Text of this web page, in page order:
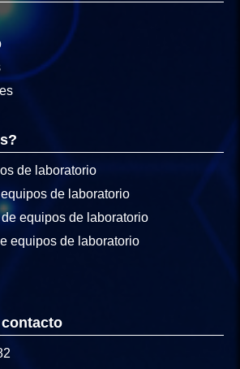
de laboratorio
de laboratorio
equipos de laboratorio
equipos de laboratorio